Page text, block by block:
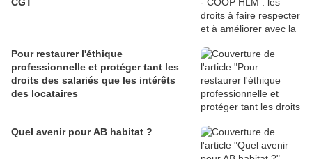
Pour restaurer l'éthique
professionnelle et protéger tant les
droits des salariés que les intérêts
des locataires
Quel avenir pour AB habitat ?